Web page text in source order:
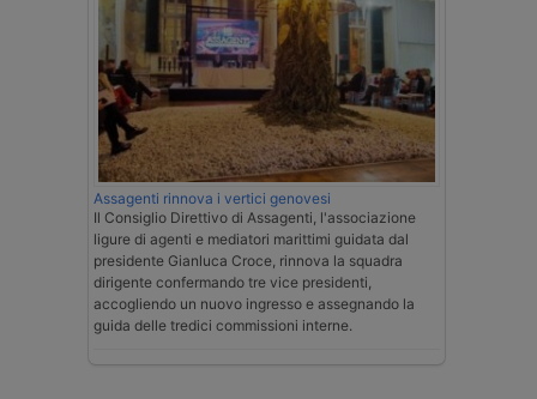
Assagenti rinnova i vertici genovesi
Il Consiglio Direttivo di Assagenti, l'associazione
ligure di agenti e mediatori marittimi guidata dal
presidente Gianluca Croce, rinnova la squadra
dirigente confermando tre vice presidenti,
accogliendo un nuovo ingresso e assegnando la
guida delle tredici commissioni interne.